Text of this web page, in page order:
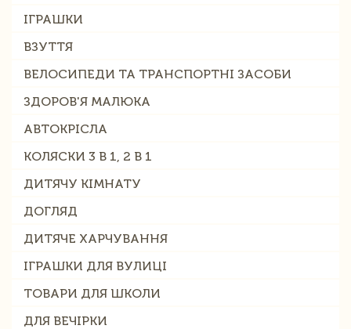
ІГРАШКИ
ВЗУТТЯ
ВЕЛОСИПЕДИ ТА ТРАНСПОРТНІ ЗАСОБИ
ЗДОРОВ'Я МАЛЮКА
АВТОКРІСЛА
КОЛЯСКИ 3 В 1, 2 В 1
ДИТЯЧУ КІМНАТУ
ДОГЛЯД
ДИТЯЧЕ ХАРЧУВАННЯ
ІГРАШКИ ДЛЯ ВУЛИЦІ
ТОВАРИ ДЛЯ ШКОЛИ
ДЛЯ ВЕЧІРКИ